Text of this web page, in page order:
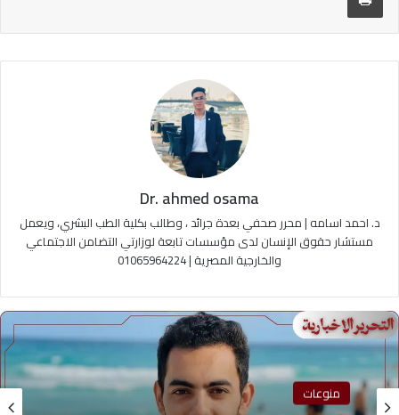
Dr. ahmed osama
د. احمد اسامه | محرر صحفي بعدة جرائد ، وطالب بكلية الطب البشري، ويعمل
مستشار حقوق الإنسان لدى مؤسسات تابعة لوزارتي التضامن الاجتماعي
والخارجية المصرية | 01065964224
منوعات